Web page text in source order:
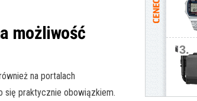
możliwość
na portalach
się praktycznie obowiązkiem.
3.